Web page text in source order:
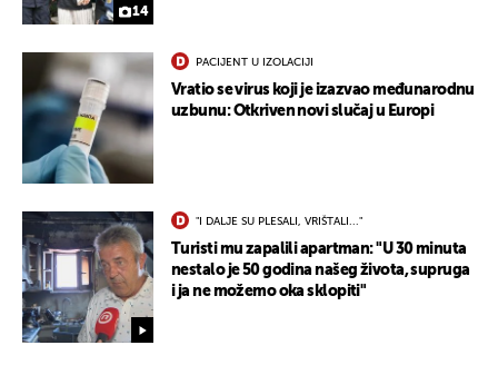
14
PACIJENT U IZOLACIJI
Vratio se virus koji je izazvao međunarodnu
uzbunu: Otkriven novi slučaj u Europi
"I DALJE SU PLESALI, VRIŠTALI..."
Turisti mu zapalili apartman: "U 30 minuta
nestalo je 50 godina našeg života, supruga
i ja ne možemo oka sklopiti"